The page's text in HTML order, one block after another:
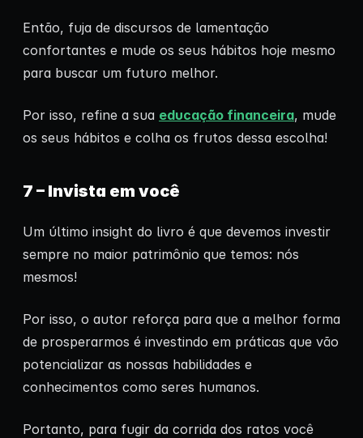
Então, fuja de discursos de lamentação
confortantes e mude os seus hábitos hoje mesmo
para buscar um futuro melhor.
Por isso, refine a sua educação financeira, mude
os seus hábitos e colha os frutos dessa escolha!
7 – Invista em você
Um último insight do livro é que devemos investir
sempre no maior patrimônio que temos: nós
mesmos!
Por isso, o autor reforça para que a melhor forma
de prosperarmos é investindo em práticas que vão
potencializar as nossas habilidades e
conhecimentos como seres humanos.
Portanto, para fugir da corrida dos ratos você